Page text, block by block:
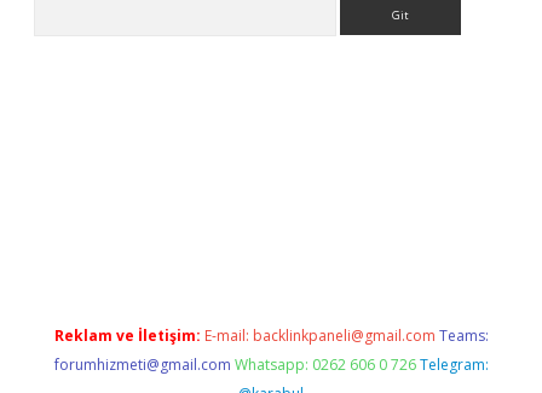
Reklam ve İletişim: E-mail: backlinkpaneli@gmail.com Teams:
forumhizmeti@gmail.com Whatsapp: 0262 606 0 726 Telegram: